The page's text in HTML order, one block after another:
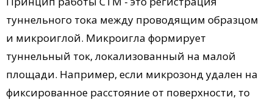
туннельного тока между проводящим образцом
и микроиглой. Микроигла формирует
туннельный ток, локализованный на малой
площади. Например, если микрозонд удален на
фиксированное расстояние от поверхности, то